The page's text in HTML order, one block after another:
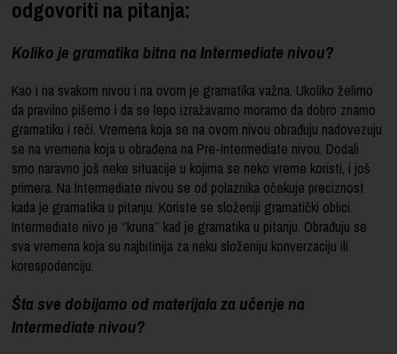
odgovoriti na pitanja:
Koliko je gramatika bitna na Intermediate nivou?
Kao i na svakom nivou i na ovom je gramatika važna. Ukoliko želimo
da pravilno pišemo i da se lepo izražavamo moramo da dobro znamo
gramatiku i reči. Vremena koja se na ovom nivou obrađuju nadovezuju
se na vremena koja u obrađena na Pre-Intermediate nivou. Dodali
smo naravno još neke situacije u kojima se neko vreme koristi, i još
primera. Na Intermediate nivou se od polaznika očekuje preciznost
kada je gramatika u pitanju. Koriste se složeniji gramatički oblici.
Intermediate nivo je ‘’kruna’’ kad je gramatika u pitanju. Obrađuju se
sva vremena koja su najbitinija za neku složeniju konverzaciju ili
korespodenciju.
Šta sve dobijamo od materijala za učenje na
Intermediate nivou?